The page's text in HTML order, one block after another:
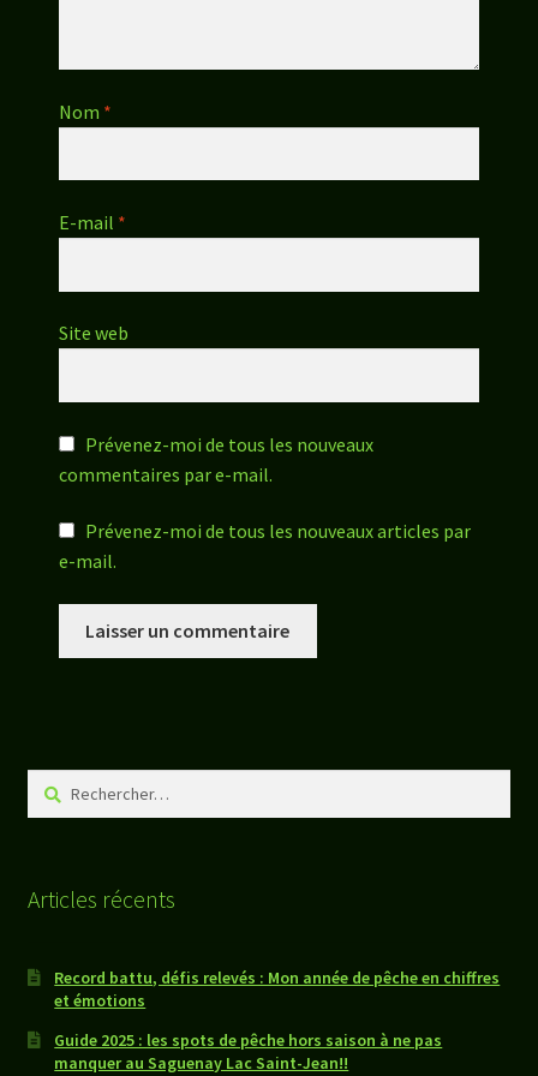
Nom *
E-mail *
Site web
Prévenez-moi de tous les nouveaux
commentaires par e-mail.
Prévenez-moi de tous les nouveaux articles par
e-mail.
Rechercher :
Articles récents
Record battu, défis relevés : Mon année de pêche en chiffres
et émotions
Guide 2025 : les spots de pêche hors saison à ne pas
manquer au Saguenay Lac Saint-Jean!!